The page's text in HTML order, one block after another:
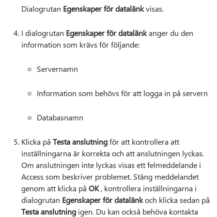
Dialogrutan Egenskaper för datalänkvisas.
I dialogrutan Egenskaper för datalänkanger du den
information som krävs för följande:
Servernamn
Information som behövs för att logga in på servern
Databasnamn
Klicka på Testa anslutningför att kontrollera att
inställningarna är korrekta och att anslutningen lyckas.
Om anslutningen inte lyckas visas ett felmeddelande i
Access som beskriver problemet. Stäng meddelandet
genom att klicka på OK, kontrollera inställningarna i
dialogrutan Egenskaper för datalänkoch klicka sedan på
Testa anslutning igen. Du kan också behöva kontakta